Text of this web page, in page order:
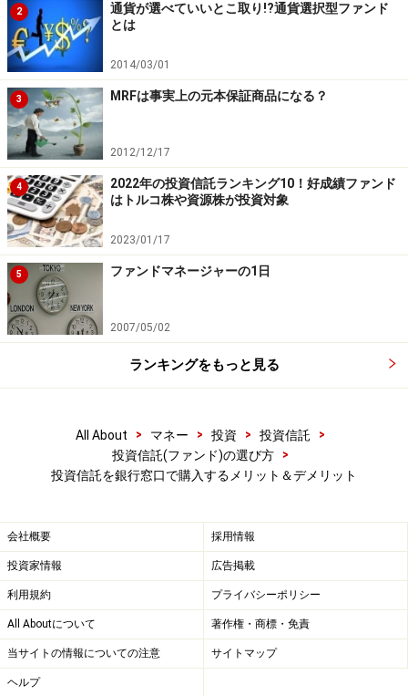
2
通貨が選べていいとこ取り!?通貨選択型ファンド
とは
2014/03/01
3 MRFは事実上の元本保証商品になる？
2012/12/17
4
2022年の投資信託ランキング10！好成績ファンド
はトルコ株や資源株が投資対象
2023/01/17
5 ファンドマネージャーの1日
2007/05/02
ランキングをもっと見る
All About > マネー > 投資 > 投資信託
>
投資信託(ファンド)の選び方
>
投資信託を銀行窓口で購入するメリット＆デメリット
会社概要 採用情報
投資家情報 広告掲載
利用規約 プライバシーポリシー
All Aboutについて 著作権・商標・免責
当サイトの情報についての注意 サイトマップ
ヘルプ